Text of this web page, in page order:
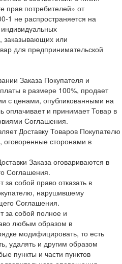
прав потребителей» от
1 не распространяется на
заказывающих или
для предпринимательской
Заказа Покупателя и
в размере 100%, продает
с ценами, опубликованными на
оплачивает и принимает Товар в
Соглашения.
Доставку Товаров Покупателю
оговоренные сторонами в
Заказа оговариваются в
Соглашения.
за собой право отказать в
нарушившему
Соглашения.
за собой полное и
любым образом в
модифицировать, то есть
удалять и другим образом
пункты и части пунктов